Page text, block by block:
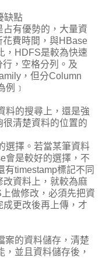
缺點
有優勢的，大量資
費時間，與HBase
，HDFS是較為快速
，空格分列。及
，但分Column
例﹞
料的搜尋上，還是強
清楚資料的位置的
選擇。若當某筆資料
會是較好的選擇，不
timestamp標記不同
資料上，就較為麻
做修改，必須先把資
更改後再上傳，才
案的資料儲存，清楚
並且資料儲存後，